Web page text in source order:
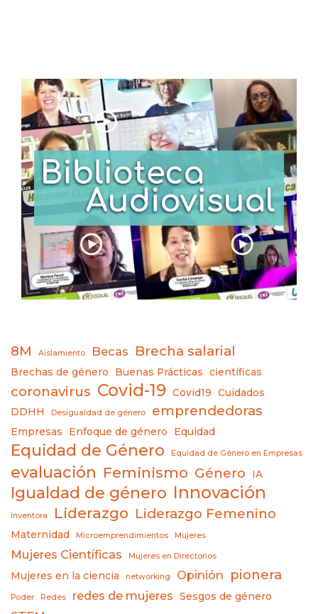
8M Aislamiento Becas Brecha salarial
Brechas de género Buenas Prácticas científicas
coronavirus Covid-19 Covid19
Cuidados
DDHH
Desigualdad de género emprendedoras
Empresas Enfoque de género Equidad
Equidad de Género Equidad de Género en Empresas
evaluación Feminismo Género IA
Igualdad de género Innovación
Inventora Liderazgo Liderazgo Femenino
Maternidad Microemprendimientos Mujeres
Mujeres Científicas Mujeres en Directorios
Mujeres en la ciencia networking Opinión pionera
Poder Redes redes de mujeres Sesgos de género